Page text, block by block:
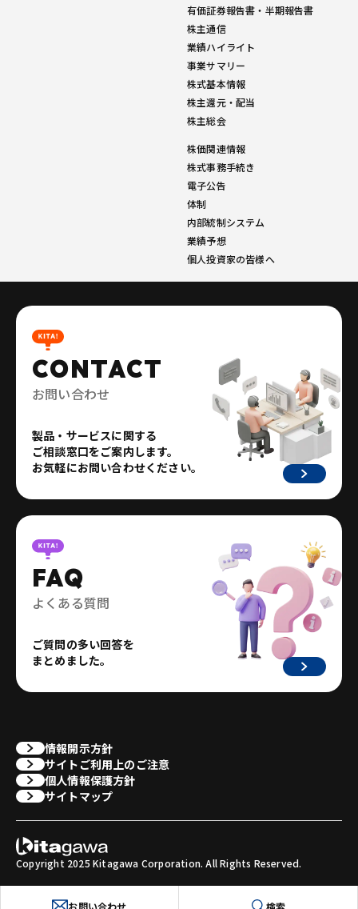
お問い合わせ 検索
有価証券報告書・半期報告書
株主通信
業績ハイライト
事業サマリー
株式基本情報
株主還元・配当
株主総会
株価関連情報
株式事務手続き
電子公告
体制
内部統制システム
業績予想
個人投資家の皆様へ
CONTACT
お問い合わせ
製品・サービスに関する
ご相談窓口をご案内します。
お気軽にお問い合わせください。
FAQ
よくある質問
ご質問の多い回答を
まとめました。
情報開示方針
サイトご利用上のご注意
個人情報保護方針
サイトマップ
Copyright 2025 Kitagawa Corporation. All Rights Reserved.